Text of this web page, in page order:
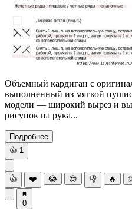
Объемный кардиган с
выполненный из мягкой
модели — широкий вырез и
рисунок на рука...
Подробнее
👍 1
👍 ❤️ 😂 😍 👎 🔥
0